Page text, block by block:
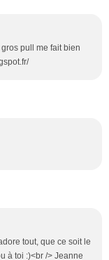
pull me fait bien
tout, que ce soit le
à toi :)<br /> Jeanne